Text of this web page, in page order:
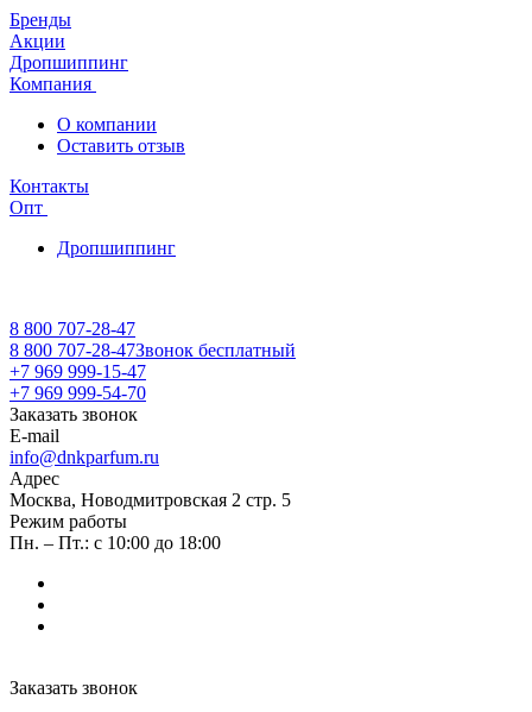
Бренды
Акции
Дропшиппинг
Компания
О компании
Оставить отзыв
Контакты
Опт
Дропшиппинг
8 800 707-28-47
8 800 707-28-47Звонок бесплатный
+7 969 999-15-47
+7 969 999-54-70
Заказать звонок
E-mail
info@dnkparfum.ru
Адрес
Москва, Новодмитровская 2 стр. 5
Режим работы
Пн. – Пт.: с 10:00 до 18:00
Заказать звонок